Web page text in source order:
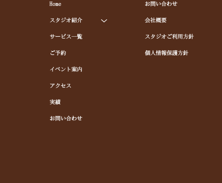
お問い合わせ
会社概要
スタジオご利用方針
個人情報保護方針
Home
スタジオ紹介
サービス一覧
ご予約
イベント案内
アクセス
実績
お問い合わせ